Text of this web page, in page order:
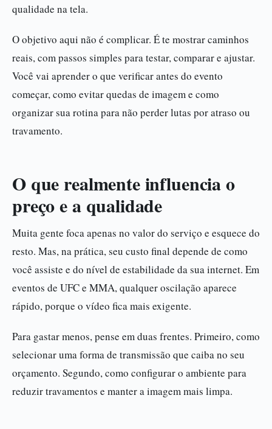
qualidade na tela.
O objetivo aqui não é complicar. É te mostrar caminhos
reais, com passos simples para testar, comparar e ajustar.
Você vai aprender o que verificar antes do evento
começar, como evitar quedas de imagem e como
organizar sua rotina para não perder lutas por atraso ou
travamento.
O que realmente influencia o
preço e a qualidade
Muita gente foca apenas no valor do serviço e esquece do
resto. Mas, na prática, seu custo final depende de como
você assiste e do nível de estabilidade da sua internet. Em
eventos de UFC e MMA, qualquer oscilação aparece
rápido, porque o vídeo fica mais exigente.
Para gastar menos, pense em duas frentes. Primeiro, como
selecionar uma forma de transmissão que caiba no seu
orçamento. Segundo, como configurar o ambiente para
reduzir travamentos e manter a imagem mais limpa.